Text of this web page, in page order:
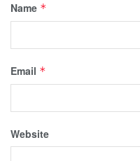
Name *
Email *
Website